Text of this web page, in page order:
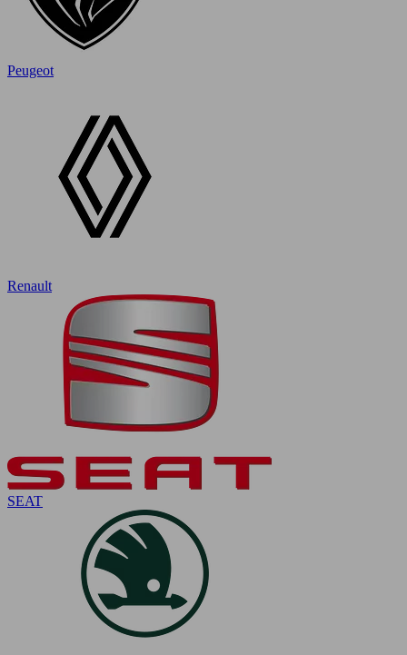
Peugeot
Renault
SEAT